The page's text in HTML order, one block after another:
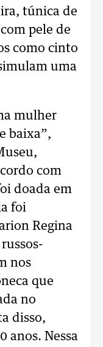
túnica de
pele de
como cinto
uma
mulher
baixa”,
com
doada em
foi
Regina
nos
que
no
disso,
anos. Nessa